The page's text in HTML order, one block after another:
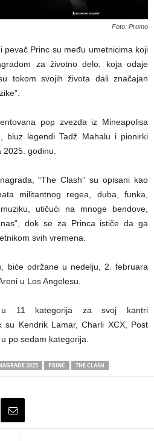
Foto: Promo
pevač Princ su među umetnicima koji
za životno delo, koja odaje
tokom svojih života dali značajan
pop zvezda iz Mineapolisa
bluz legendi Tadž Mahalu i pionirki
2025. godinu.
“The Clash” su opisani kao
militantnog regea, duba, funka,
utičući na mnoge bendove,
dok se za Princa ističe da ga
svih vremena.
biće održane u nedelju, 2. februara
u Los Angelesu.
u 11 kategorija za svoj kantri
su Kendrik Lamar, Charli XCX, Post
po sedam kategorija.
2025 PRINC THE CLASH